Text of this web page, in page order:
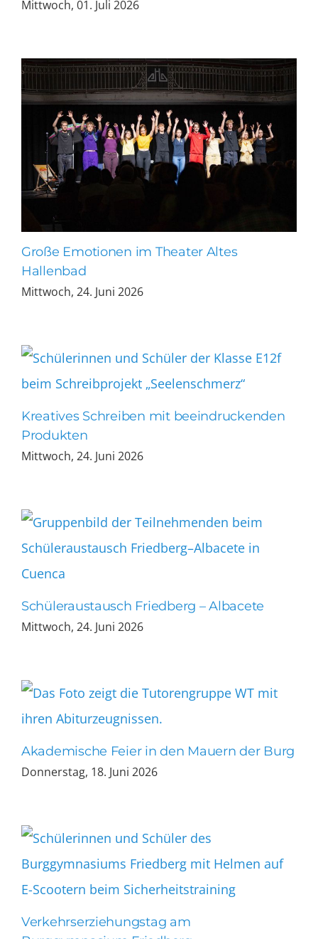
Mittwoch, 01. Juli 2026
Große Emotionen im Theater Altes
Hallenbad
Mittwoch, 24. Juni 2026
Kreatives Schreiben mit beeindruckenden
Produkten
Mittwoch, 24. Juni 2026
Schüleraustausch Friedberg – Albacete
Mittwoch, 24. Juni 2026
Akademische Feier in den Mauern der Burg
Donnerstag, 18. Juni 2026
Verkehrserziehungstag am